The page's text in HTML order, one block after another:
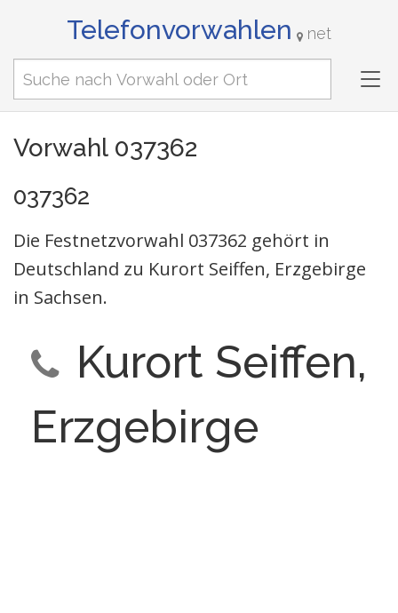
Telefonvorwahlen net
Vorwahl 037362
037362
Die Festnetzvorwahl 037362 gehört in
Deutschland zu Kurort Seiffen, Erzgebirge
in Sachsen.
Kurort Seiffen,
Erzgebirge